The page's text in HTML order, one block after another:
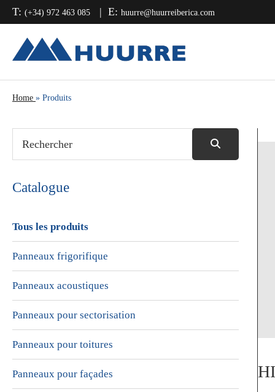
Passer
à
navigation
principale
Passer
au
contenu
principal
Passer
à
barre
latérale
principale
T: (+34) 972 463 085 E: huurre@huurreiberica.com
Home » Produits
Catalogue
Tous les produits
Panneaux frigorifique
Panneaux acoustiques
Panneaux pour sectorisation
Panneaux pour toitures
Panneaux pour façades